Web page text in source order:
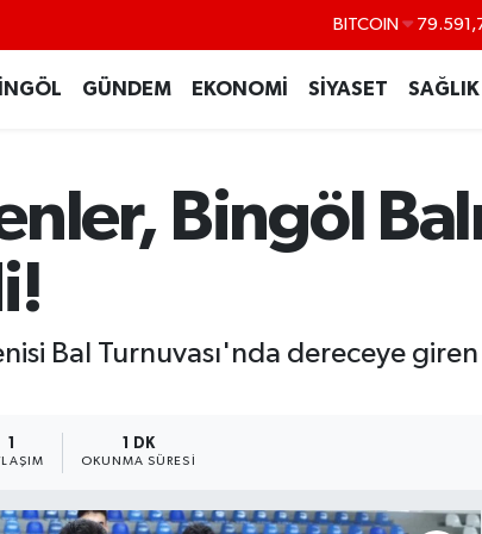
DOLAR
BİST100
BITCOIN
GÜNDEM EKONOMİ SİYASET SAĞLIK
Bingöl
Bal Turnuvası'nda dereceye
1 DK
OKUNMA SÜRESI